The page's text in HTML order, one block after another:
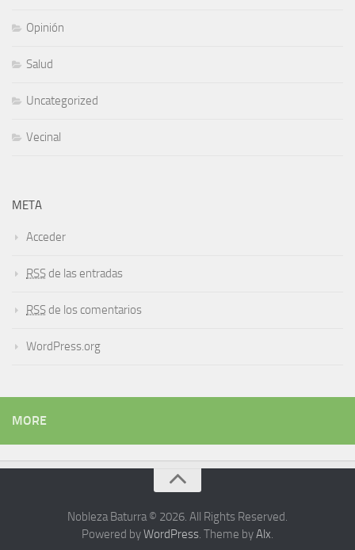
Opinión
Salud
Uncategorized
Vecinal
META
Acceder
RSS de las entradas
RSS de los comentarios
WordPress.org
MORE
Nobleza Baturra © 2026. All Rights Reserved.
Powered byWordPress. Theme byAlx.